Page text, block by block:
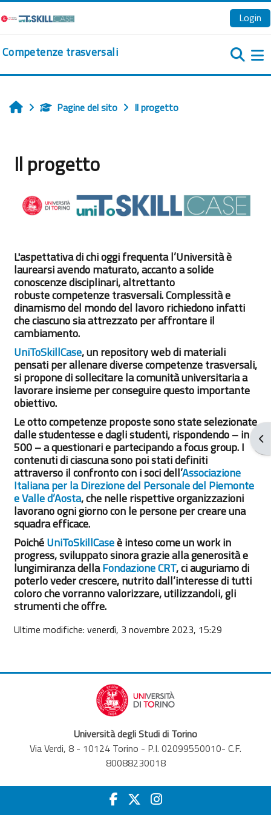
Vai al contenuto principale
Login
Competenze trasversali
HomePagine del sito Il progetto
Il progetto
L'aspettativa di chi oggi frequenta l’Università è
laurearsi avendo maturato, accanto a solide
conoscenze disciplinari, altrettanto
robuste competenze trasversali. Complessità e
dinamismo del mondo del lavoro richiedono infatti
che ciascuno sia attrezzato per affrontare il
cambiamento.
UniToSkillCase, un repository web di materiali
pensati per allenare diverse competenze trasversali,
si propone di sollecitare la comunità universitaria a
lavorare insieme per conseguire questo importante
obiettivo.
Le otto competenze proposte sono state selezionate
dalle studentesse e dagli studenti, rispondendo – in
500 – a questionari e partecipando a focus group. I
contenuti di ciascuna sono poi stati definiti
attraverso il confronto con i soci dell’Associazione
Italiana per la Direzione del Personale del Piemonte
e Valle d’Aosta, che nelle rispettive organizzazioni
lavorano ogni giorno con le persone per creare una
squadra efficace.
PoichéUniToSkillCaseè inteso come un work in
progress, sviluppato sinora grazie alla generosità e
lungimiranza dellaFondazione CRT, ci auguriamo di
poterlo veder crescere, nutrito dall’interesse di tutti
coloro che vorranno valorizzare, utilizzandoli, gli
strumenti che offre.
Ultime modifiche: venerdì, 3 novembre 2023, 15:29
Università degli Studi di Torino
Via Verdi, 8 - 10124 Torino - P.I. 02099550010- C.F.
80088230018